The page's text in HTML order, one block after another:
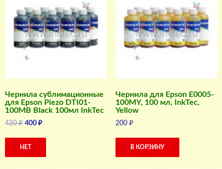
Чернила сублимационные
для Epson Piezo DTI01-
100MB Black 100мл InkTec
420₽ Первоначальная
цена
составляла
400₽Текущая
цена:
400 ₽.
НЕТ
Чернила для Epson E0005-
100MY, 100 мл, InkTec,
Yellow
200₽
В КОРЗИНУ